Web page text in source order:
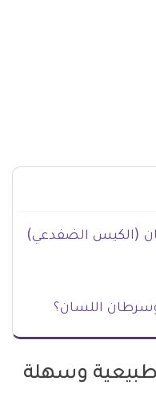
(الكيس الضفدعي)
اللسان؟
وسهلة